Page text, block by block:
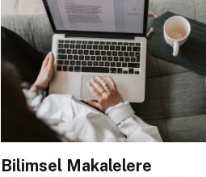
Bilimsel Makalelere